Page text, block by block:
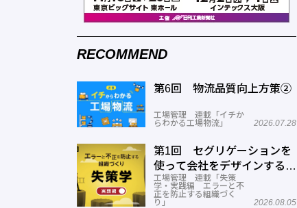
RECOMMEND
第6回 物流品質向上方策②
工場管理 連載「イチか
らわかる工場物流」
2026.07.28
第1回 セグリゲーションを
使って会社をデザインする方
法
工場管理 連載「失策
学・実践編 エラーと不
正を防止する組織づく
り」
2026.08.05